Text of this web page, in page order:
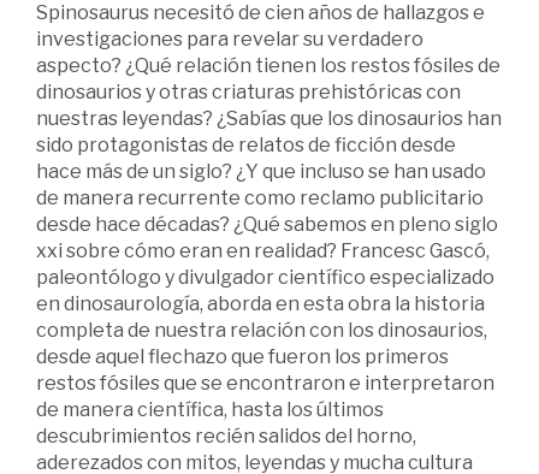
Spinosaurus necesitó de cien años de hallazgos e
investigaciones para revelar su verdadero
aspecto? ¿Qué relación tienen los restos fósiles de
dinosaurios y otras criaturas prehistóricas con
nuestras leyendas? ¿Sabías que los dinosaurios han
sido protagonistas de relatos de ficción desde
hace más de un siglo? ¿Y que incluso se han usado
de manera recurrente como reclamo publicitario
desde hace décadas? ¿Qué sabemos en pleno siglo
xxi sobre cómo eran en realidad? Francesc Gascó,
paleontólogo y divulgador científico especializado
en dinosaurología, aborda en esta obra la historia
completa de nuestra relación con los dinosaurios,
desde aquel flechazo que fueron los primeros
restos fósiles que se encontraron e interpretaron
de manera científica, hasta los últimos
descubrimientos recién salidos del horno,
aderezados con mitos, leyendas y mucha cultura